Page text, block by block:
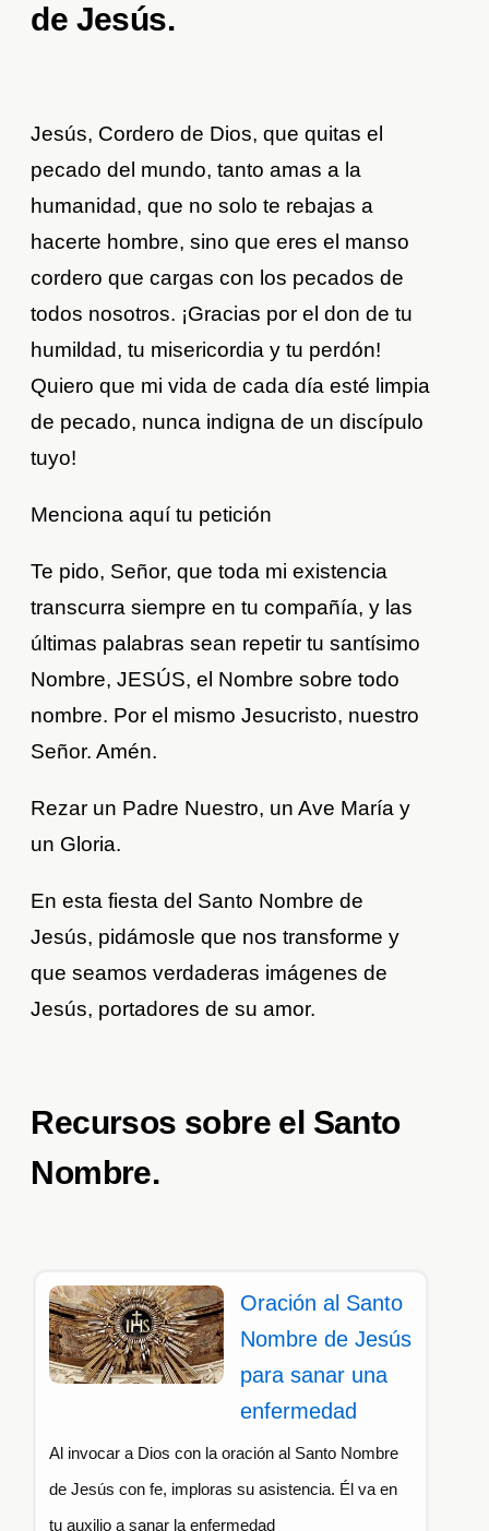
de Jesús.
Jesús, Cordero de Dios, que quitas el
pecado del mundo, tanto amas a la
humanidad, que no solo te rebajas a
hacerte hombre, sino que eres el manso
cordero que cargas con los pecados de
todos nosotros. ¡Gracias por el don de tu
humildad, tu misericordia y tu perdón!
Quiero que mi vida de cada día esté limpia
de pecado, nunca indigna de un discípulo
tuyo!
Menciona aquí tu petición
Te pido, Señor, que toda mi existencia
transcurra siempre en tu compañía, y las
últimas palabras sean repetir tu santísimo
Nombre, JESÚS, el Nombre sobre todo
nombre. Por el mismo Jesucristo, nuestro
Señor. Amén.
Rezar un Padre Nuestro, un Ave María y
un Gloria.
En esta fiesta del Santo Nombre de
Jesús, pidámosle que nos transforme y
que seamos verdaderas imágenes de
Jesús, portadores de su amor.
Recursos sobre el Santo
Nombre.
Oración al Santo
Nombre de Jesús
para sanar una
enfermedad
Al invocar a Dios con la oración al Santo Nombre
de Jesús con fe, imploras su asistencia. Él va en
tu auxilio a sanar la enfermedad